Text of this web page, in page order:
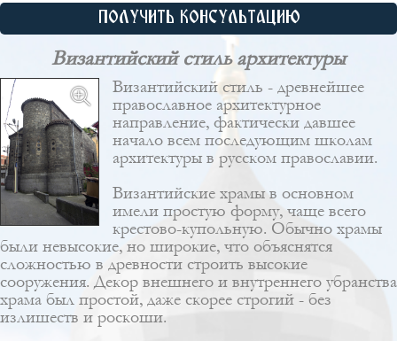
ПОЛУЧИТЬ КОНСУЛЬТАЦИЮ
Византийский стиль архитектуры
Византийский стиль - древнейшее
православное архитектурное
направление, фактически давшее
начало всем последующим школам
архитектуры в русском православии.
Византийские храмы в основном
имели простую форму, чаще всего
крестово-купольную. Обычно храмы
были невысокие, но широкие, что объяснятся
сложностью в древности строить высокие
сооружения. Декор внешнего и внутреннего убранства
храма был простой, даже скорее строгий - без
излишеств и роскоши.